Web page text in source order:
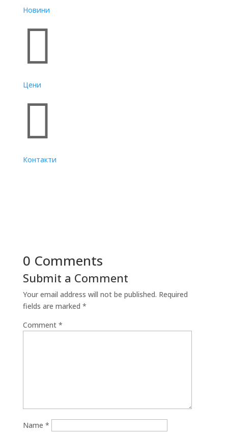
Новини

Цени

Контакти
0 Comments
Submit a Comment
Your email address will not be published. Required
fields are marked *
Comment *
Name *